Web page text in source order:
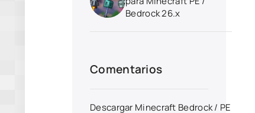
Bedrock 26.x
Comentarios
Descargar Minecraft Bedrock / PE